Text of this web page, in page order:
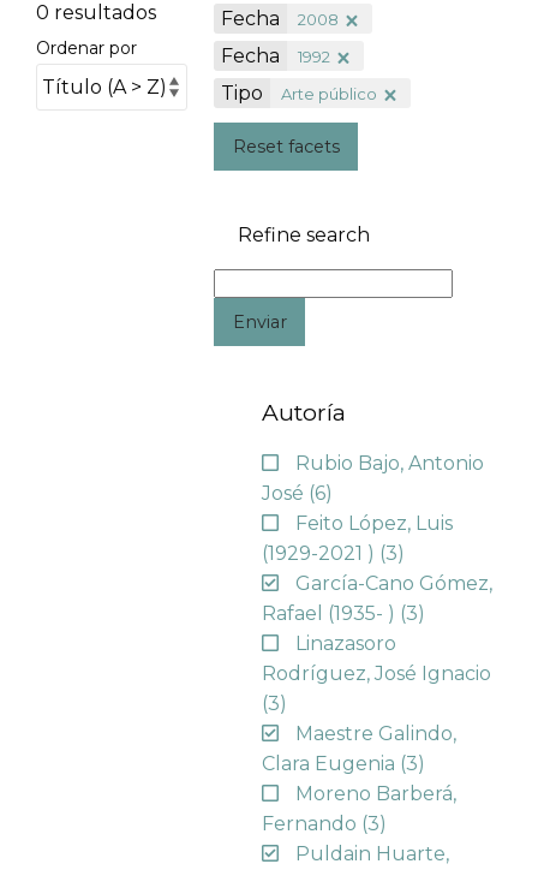
0 resultados
Ordenar por
Fecha 2008
Fecha 1992
Tipo Arte público
Reset facets
Refine search
Enviar
Autoría
Rubio Bajo, Antonio
José (6)
Feito López, Luis
(1929-2021 ) (3)
García-Cano Gómez,
Rafael (1935- ) (3)
Linazasoro
Rodríguez, José Ignacio
(3)
Maestre Galindo,
Clara Eugenia (3)
Moreno Barberá,
Fernando (3)
Puldain Huarte,